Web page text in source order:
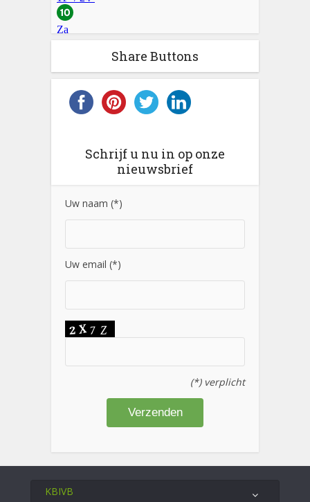
Share Buttons
Schrijf u nu in op onze
nieuwsbrief
Uw naam (*)
Uw email (*)
(*) verplicht
KBIVB